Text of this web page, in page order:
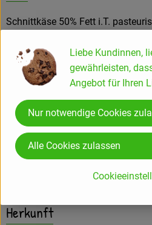
Schnittkäse 50% Fett i.T.
Produktinformationen
Zutaten
Produktdatenblatt
Herkunft
Liebe Kundinnen,
gewährleisten,
Angebot für Ihren
Nur notwendige Cookies
Alle Cookies zulassen